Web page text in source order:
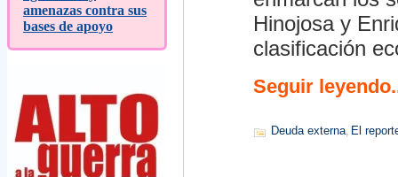
amenazas contra sus
bases de apoyo
Hinojosa y
clasificación
Seguir
Deuda externa, El